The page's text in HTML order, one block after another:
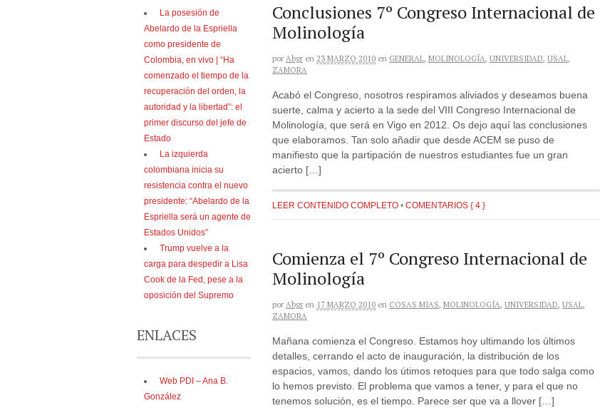
Conclusiones 7º Congreso Internacional de
Molinología
por Abgr en 23 MARZO 2010 en GENERAL, MOLINOLOGÍA, UNIVERSIDAD, USAL,
ZAMORA
Acabó el Congreso, nosotros respiramos aliviados y deseamos buena
suerte, calma y acierto a la sede del VIII Congreso Internacional de
Molinología, que será en Vigo en 2012. Os dejo aquí las conclusiones
que elaboramos. Tan solo añadir que desde ACEM se puso de
manifiesto que la partipación de nuestros estudiantes fue un gran
acierto […]
LEER CONTENIDO COMPLETO • COMENTARIOS { 4 }
Comienza el 7º Congreso Internacional de
Molinología
por Abgr en 17 MARZO 2010 en COSAS MIAS, MOLINOLOGÍA, UNIVERSIDAD, USAL,
ZAMORA
Mañana comienza el Congreso. Estamos hoy ultimando los últimos
detalles, cerrando el acto de inauguración, la distribución de los
espacios, vamos, dando los útimos retoques para que todo salga como
lo hemos previsto. El problema que vamos a tener, y para el que no
tenemos solución, es el tiempo. Parece ser que va a llover […]
La posesión de
Abelardo de la Espriella
como presidente de
Colombia, en vivo | “Ha
comenzado el tiempo de la
recuperación del orden, la
autoridad y la libertad”: el
primer discurso del jefe de
Estado
La izquierda
colombiana inicia su
resistencia contra el nuevo
presidente: “Abelardo de la
Espriella será un agente de
Estados Unidos”
Trump vuelve a la
carga para despedir a Lisa
Cook de la Fed, pese a la
oposición del Supremo
ENLACES
Web PDI – Ana B.
González